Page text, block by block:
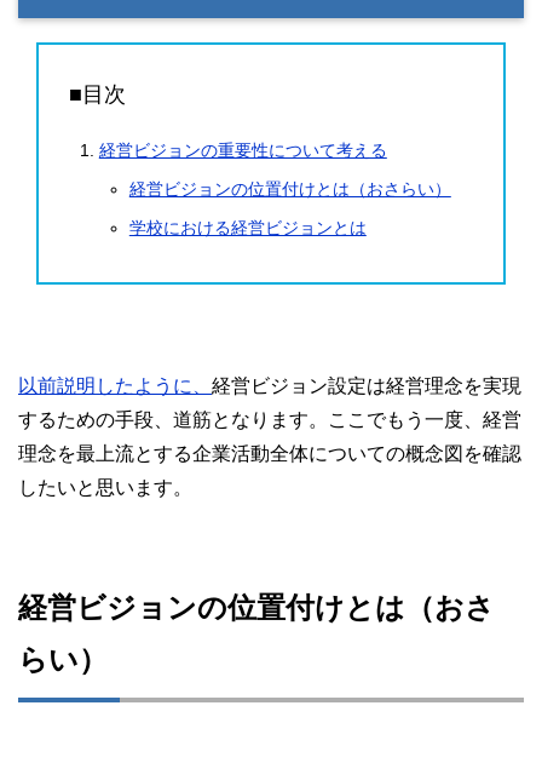
■目次
経営ビジョンの重要性について考える
経営ビジョンの位置付けとは（おさらい）
学校における経営ビジョンとは
以前説明したように、 経営ビジョン設定は経営理念を実現
するための手段、道筋となります。ここでもう一度、経営
理念を最上流とする企業活動全体についての概念図を確認
したいと思います。
経営ビジョンの位置付けとは（おさ
らい）